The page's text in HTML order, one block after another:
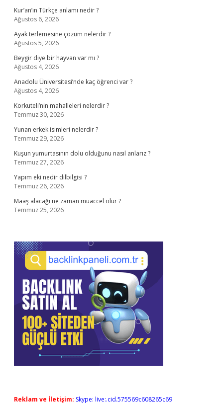
Kur’an’ın Türkçe anlamı nedir ?
Ağustos 6, 2026
Ayak terlemesine çözüm nelerdir ?
Ağustos 5, 2026
Beygir diye bir hayvan var mı ?
Ağustos 4, 2026
Anadolu Üniversitesi’nde kaç öğrenci var ?
Ağustos 4, 2026
Korkuteli’nin mahalleleri nelerdir ?
Temmuz 30, 2026
Yunan erkek isimleri nelerdir ?
Temmuz 29, 2026
Kuşun yumurtasının dolu olduğunu nasıl anlarız ?
Temmuz 27, 2026
Yapım eki nedir dilbilgisi ?
Temmuz 26, 2026
Maaş alacağı ne zaman muaccel olur ?
Temmuz 25, 2026
Reklam ve İletişim: Skype: live:.cid.575569c608265c69